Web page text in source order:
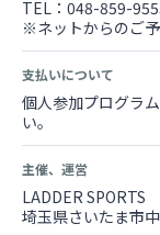
TEL：048-859-
※ネットからのご予
支払いについて
個人参加プログラ
い。
主催、運営
LADDER SPORTS
埼玉県さいたま市